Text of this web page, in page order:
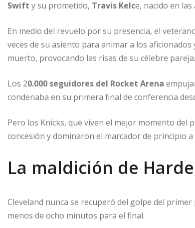
Swift y su prometido, Travis Kelce, nacido en las
En medio del revuelo por su presencia, el
veces de su asiento para animar a los
muerto, provocando las risas de su célebre pareja.
Los 20.000 seguidores del Rocket Arena
condenaba en su primera final de conferencia
Pero los Knicks, que viven el mejor momento
concesión y dominaron el marcador de principio a
La maldición de
Cleveland nunca se recuperó del golpe del
menos de ocho minutos para el final.